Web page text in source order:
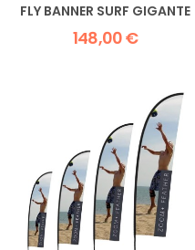
FLY BANNER SURF GIGANTE
148,00 €